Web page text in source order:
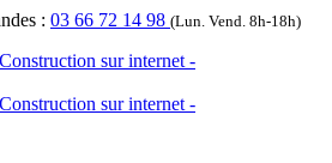
: 03 66 72 14 98 (Lun. Vend. 8h-18h)